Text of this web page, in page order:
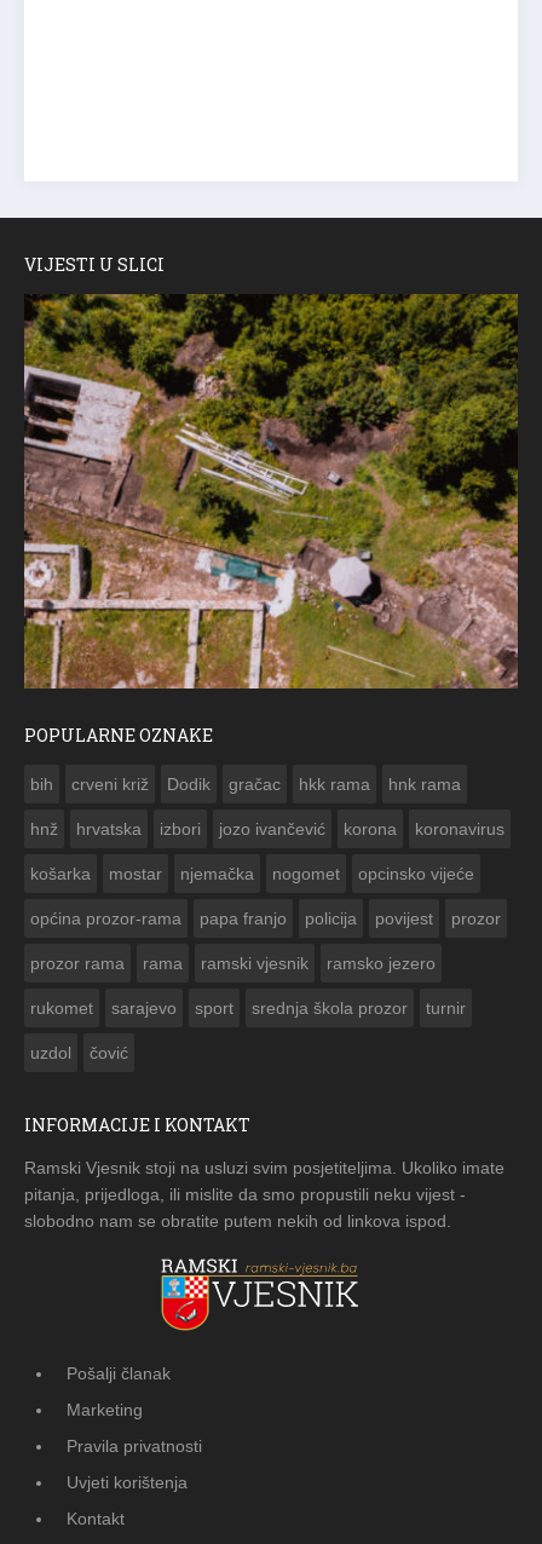
VIJESTI U SLICI
POPULARNE OZNAKE
bih crveni križ Dodik gračac hkk rama hnk rama
hnž hrvatska izbori jozo ivančević korona koronavirus
košarka mostar njemačka nogomet opcinsko vijeće
općina prozor-rama papa franjo policija povijest prozor
prozor rama rama ramski vjesnik ramsko jezero
rukomet sarajevo sport srednja škola prozor turnir
uzdol čović
INFORMACIJE I KONTAKT
Ramski Vjesnik stoji na usluzi svim posjetiteljima. Ukoliko imate
pitanja, prijedloga, ili mislite da smo propustili neku vijest -
slobodno nam se obratite putem nekih od linkova ispod.
Pošalji članak
Marketing
Pravila privatnosti
Uvjeti korištenja
Kontakt